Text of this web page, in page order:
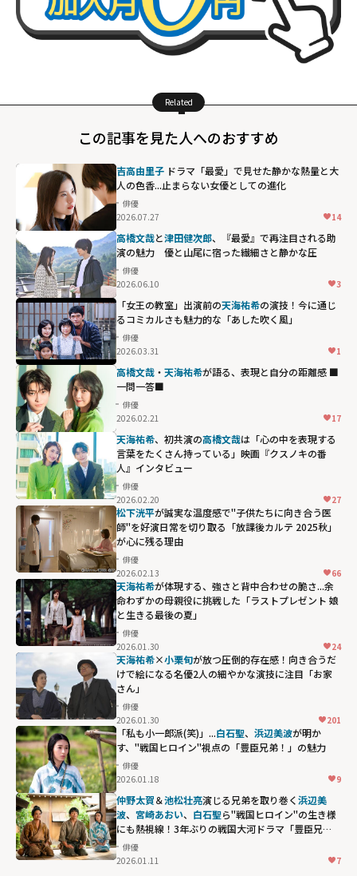
Related
この記事を見た人へのおすすめ
吉高由里子 ドラマ「最愛」で見せた静かな熱量と大
人の色香...止まらない女優としての進化
俳優
2026.07.27
14
高橋文哉と津田健次郎、『最愛』で再注目される助
演の魅力 優と山尾に宿った繊細さと静かな圧
俳優
2026.06.10
3
「女王の教室」出演前の天海祐希の演技！今に通じ
るコミカルさも魅力的な「あした吹く風」
俳優
2026.03.31
1
高橋文哉 ・ 天海祐希が語る、表現と自分の距離感 ■
一問一答■
俳優
2026.02.21
17
天海祐希、初共演の高橋文哉は「心の中を表現する
言葉をたくさん持っている」映画『クスノキの番
人』インタビュー
俳優
2026.02.20
27
松下洸平が誠実な温度感で"子供たちに向き合う医
師"を好演――日常を切り取る「放課後カルテ 2025秋」
が心に残る理由
俳優
2026.02.13
66
天海祐希が体現する、強さと背中合わせの脆さ...余
命わずかの母親役に挑戦した「ラストプレゼント 娘
と生きる最後の夏」
俳優
2026.01.30
24
天海祐希×小栗旬が放つ圧倒的存在感！向き合うだ
けで絵になる名優2人の細やかな演技に注目「お家
さん」
俳優
2026.01.30
201
「私も小一郎派(笑)」...白石聖、 浜辺美波が明か
す、"戦国ヒロイン"視点の「豊臣兄弟！」の魅力
俳優
2026.01.18
9
仲野太賀＆池松壮亮演じる兄弟を取り巻く浜辺美
波、 宮崎あおい、 白石聖ら"戦国ヒロイン"の生き様
にも熱視線！3年ぶりの戦国大河ドラマ「豊臣兄
弟！」
俳優
2026.01.11
7